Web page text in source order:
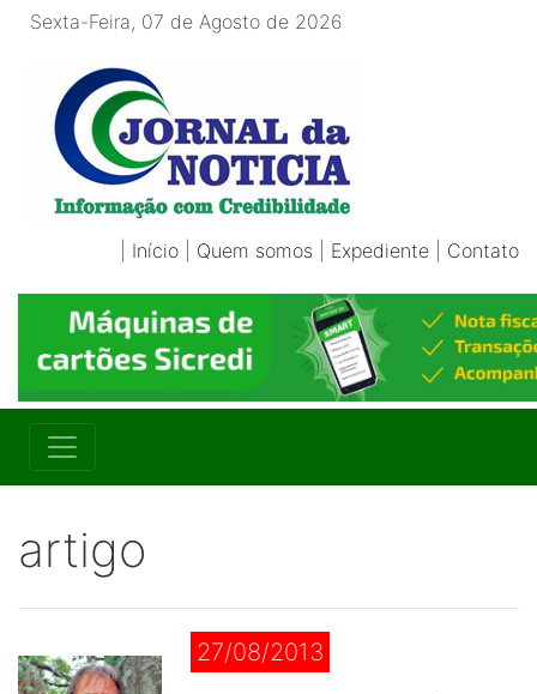
Sexta-Feira, 07 de Agosto de 2026
Início Quem somos Expediente Contato
artigo
27/08/2013